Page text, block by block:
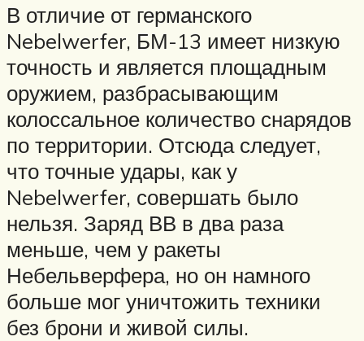
В отличие от германского
Nebelwerfer, БМ-13 имеет низкую
точность и является площадным
оружием, разбрасывающим
колоссальное количество снарядов
по территории. Отсюда следует,
что точные удары, как у
Nebelwerfer, совершать было
нельзя. Заряд ВВ в два раза
меньше, чем у ракеты
Небельверфера, но он намного
больше мог уничтожить техники
без брони и живой силы.